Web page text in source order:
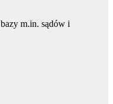
m.in. sądów i